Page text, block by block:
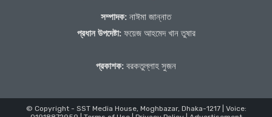
সম্পাদক: নাঈমা জান্নাত
প্রধান উপদেষ্টা:ফয়েজ আহমেদ খান তুষার
প্রকাশক: বরকতুল্লাহ সুজন
© Copyright - SST Media House, Moghbazar, Dhaka-1217 | Voice: